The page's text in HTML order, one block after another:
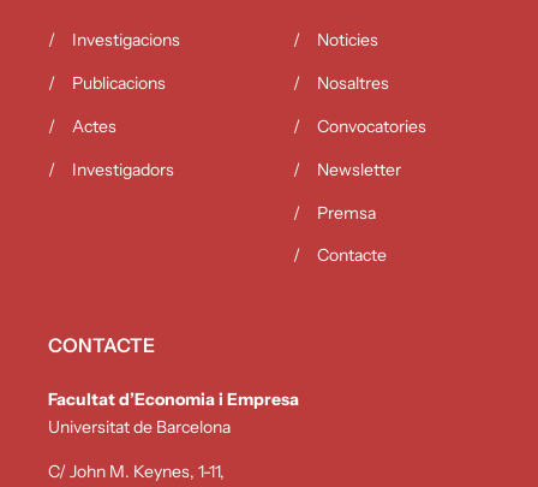
Investigacions
Publicacions
Actes
Investigadors
Noticies
Nosaltres
Convocatories
Newsletter
Premsa
Contacte
CONTACTE
Facultat d’Economia i Empresa
Universitat de Barcelona
C/ John M. Keynes, 1-11,